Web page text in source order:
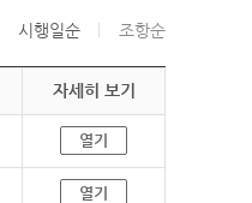
시행일순 조항순
자세히 보기
열기
열기